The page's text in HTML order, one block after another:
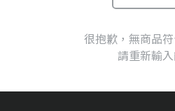
很抱歉，無商品
請重新輸